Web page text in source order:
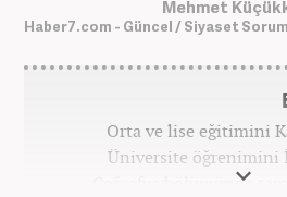
Mehmet
Haber7.com - Güncel / Siyaset
Orta ve lise eğitimini
Üniversite öğrenimini
Coğrafya bölümünde